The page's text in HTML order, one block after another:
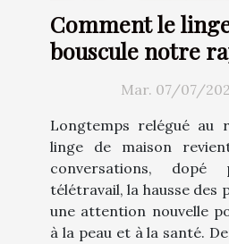
Comment le
bouscule notre
confortMar. 07/07/
Longtemps relégué au
linge de maison
conversations,
télétravail, la hausse des
une attention nouvelle
à la peau et à la santé.